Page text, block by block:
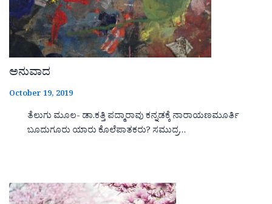
ಅನುವಾದ
October 19, 2019
ತೆಲುಗು ಮೂಲ- ಡಾ.ಕತ್ತಿ ಪದ್ಮಾರಾವು ಕನ್ನಡಕ್ಕೆ ನಾರಾಯಣಮೂರ್ತಿ
ಬೂದುಗೂರು ಯಾರು ಕೊಲೆಪಾತಕರು? ಸಮುದ್ರ…